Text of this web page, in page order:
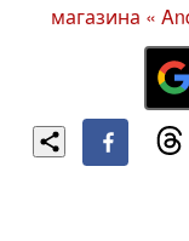
магазина «